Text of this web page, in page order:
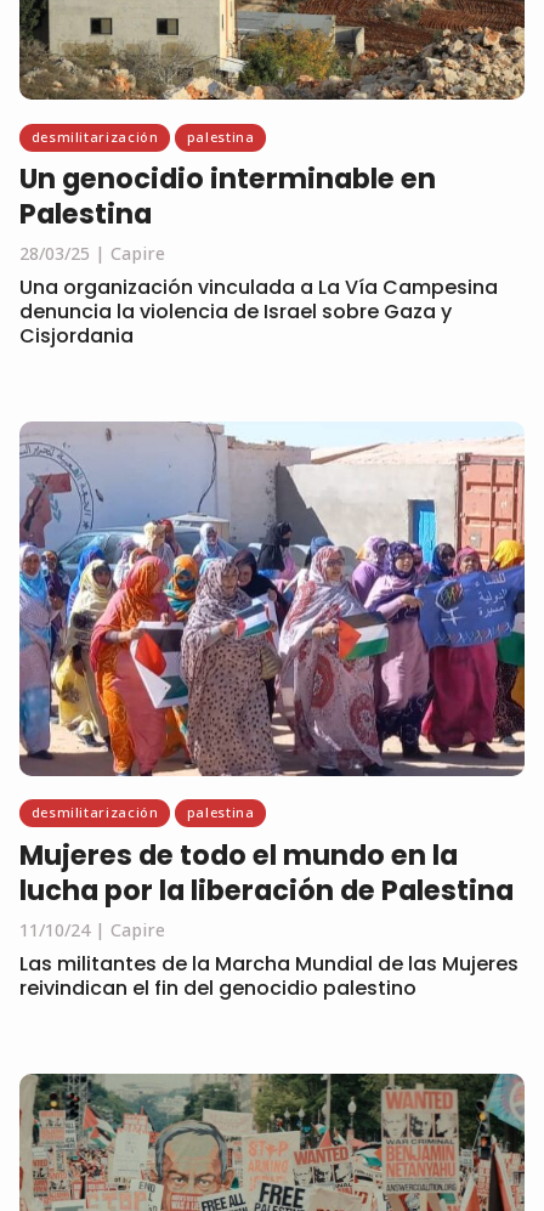
desmilitarización palestina
Un genocidio interminable en
Palestina
28/03/25 Capire
Una organización vinculada a La Vía Campesina
denuncia la violencia de Israel sobre Gaza y
Cisjordania
desmilitarización palestina
Mujeres de todo el mundo en la
lucha por la liberación de Palestina
11/10/24 Capire
Las militantes de la Marcha Mundial de las Mujeres
reivindican el fin del genocidio palestino